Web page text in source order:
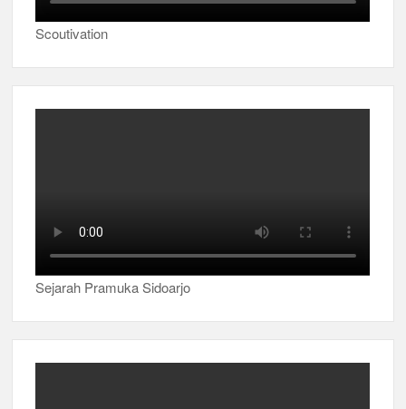
Scoutivation
Sejarah Pramuka Sidoarjo